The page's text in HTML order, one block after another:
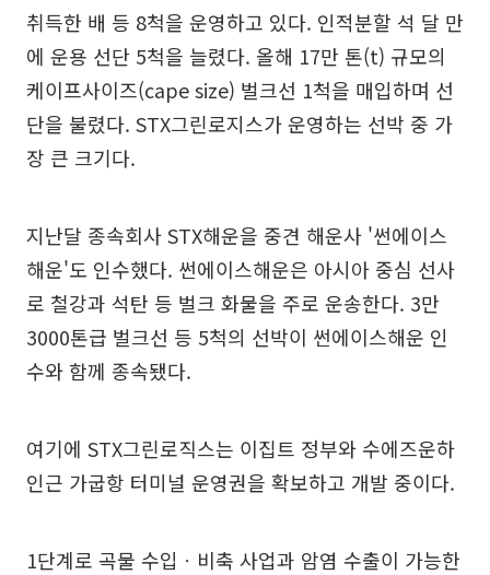
취득한 배 등 8척을 운영하고 있다. 인적분할 석 달 만
에 운용 선단 5척을 늘렸다. 올해 17만 톤(t) 규모의
케이프사이즈(cape size) 벌크선 1척을 매입하며 선
단을 불렸다. STX그린로지스가 운영하는 선박 중 가
장 큰 크기다.
지난달 종속회사 STX해운을 중견 해운사 '썬에이스
해운'도 인수했다. 썬에이스해운은 아시아 중심 선사
로 철강과 석탄 등 벌크 화물을 주로 운송한다. 3만
3000톤급 벌크선 등 5척의 선박이 썬에이스해운 인
수와 함께 종속됐다.
여기에 STX그린로직스는 이집트 정부와 수에즈운하
인근 가굽항 터미널 운영권을 확보하고 개발 중이다.
1단계로 곡물 수입ㆍ비축 사업과 암염 수출이 가능한